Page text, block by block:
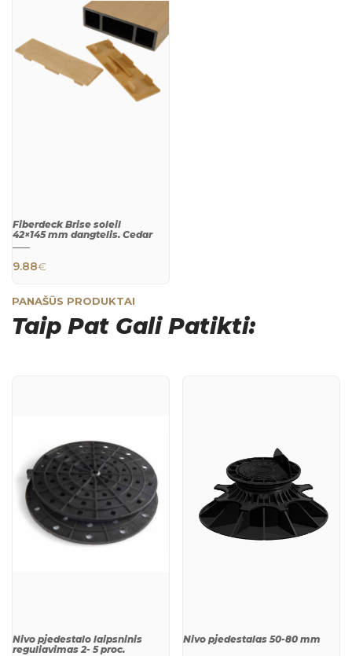
QUICK
Fiberdeck Brise soleil
42×145 mm dangtelis. Cedar
9.88€
PANAŠŪS PRODUKTAI
Taip Pat Gali Patikti:
Nivo pjedestalo laipsninis
reguliavimas 2- 5 proc.
Nivo pjedestalas 50-80 mm